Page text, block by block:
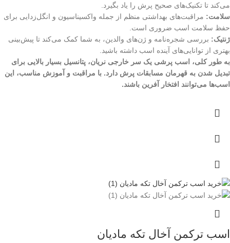
می‌کند تا تکنیک‌های صحیح پرش را یاد بگیرد.
سلامت: مراقبت‌های بهداشتی منظم از جمله واکسیناسیون و انگل‌زدایی برای
حفظ سلامت اسب ضروری است.
ژنتیک: بررسی شجره‌نامه و ژن‌های والدین، به شما کمک می‌کند تا پیش‌بینی
بهتری از توانایی‌های آینده اسب داشته باشید.
به طور کلی، اسب پرشی یک سر خارجی نریان، پتانسیل بسیار بالایی برای
تبدیل شدن به قهرمان مسابقات پرش دارد. با مراقبت و آموزش مناسب، این
اسب‌ها می‌توانند افتخار آفرین باشند.
اسب ترکمن آخال تکه مادیان